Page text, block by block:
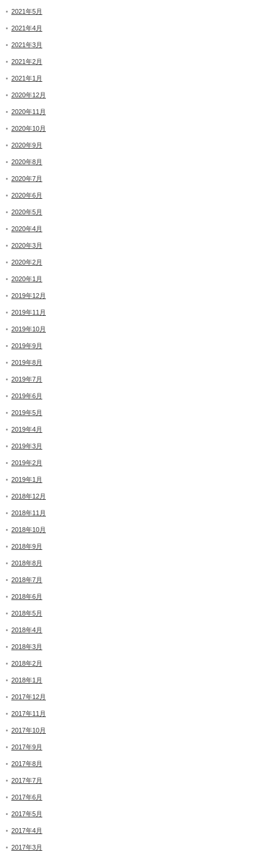
2021年5月
2021年4月
2021年3月
2021年2月
2021年1月
2020年12月
2020年11月
2020年10月
2020年9月
2020年8月
2020年7月
2020年6月
2020年5月
2020年4月
2020年3月
2020年2月
2020年1月
2019年12月
2019年11月
2019年10月
2019年9月
2019年8月
2019年7月
2019年6月
2019年5月
2019年4月
2019年3月
2019年2月
2019年1月
2018年12月
2018年11月
2018年10月
2018年9月
2018年8月
2018年7月
2018年6月
2018年5月
2018年4月
2018年3月
2018年2月
2018年1月
2017年12月
2017年11月
2017年10月
2017年9月
2017年8月
2017年7月
2017年6月
2017年5月
2017年4月
2017年3月